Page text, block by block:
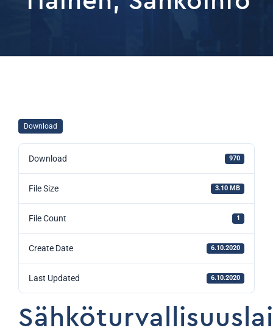
Download
Download 970
File Size 3.10 MB
File Count 1
Create Date 6.10.2020
Last Updated 6.10.2020